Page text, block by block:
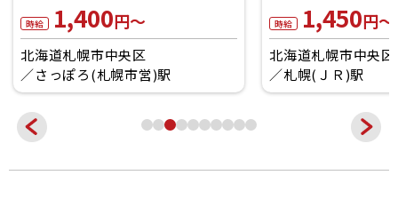
時給 1,400円～
北海道札幌市中央区
さっぽろ(札幌市営)駅
時給 1,450円～
北海道札幌市中央区
札幌(ＪＲ)駅